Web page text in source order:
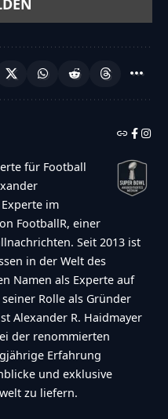
für Football
im
FootballR, einer
Seit 2013 ist
in der Welt des
Namen als Experte auf
Rolle als Gründer
Alexander R. Haidmayer
der renommierten
Erfahrung
und exklusive
zu liefern.